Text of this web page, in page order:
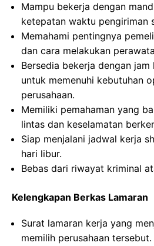
Mampu bekerja dengan
ketepatan waktu pengiriman
Memahami pentingnya
dan cara melakukan
Bersedia bekerja dengan
untuk memenuhi kebutuhan
perusahaan.
Memiliki pemahaman yang
lintas dan keselamatan
Siap menjalani jadwal kerja
hari libur.
Bebas dari riwayat kriminal
Kelengkapan Berkas Lamaran
Surat lamaran kerja yang
memilih perusahaan tersebut.